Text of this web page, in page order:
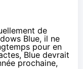
de
Blue, il ne
pour en
Blue devrait
prochaine,